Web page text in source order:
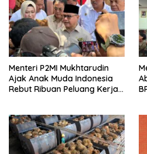
Menteri P2MI Mukhtarudin
Ajak Anak Muda Indonesia
Rebut Ribuan Peluang Kerja